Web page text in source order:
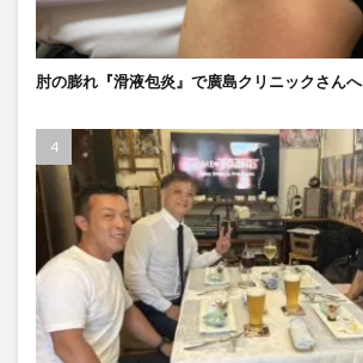
肘の膨れ『滑液包炎』で廣島クリニックさんへ